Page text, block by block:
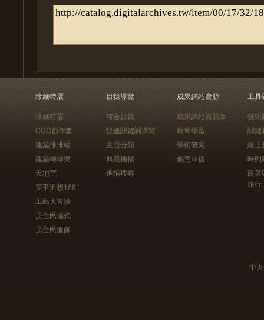
珍藏特展
珍藏特展
CCC創作集
建築排排站
建築轉轉樂
天地宮
安平追想1661
工藝大冒險
原住民儀式
原住民服飾
目錄導覽
聯合目錄
快速關鍵詞導覽
主題分類
典藏機構
進階搜尋
成果網站資源
成果網站資源庫
教育學習
學術研究
創意加值
工具
技術
關鍵
線上
時間
跟
旅行
中